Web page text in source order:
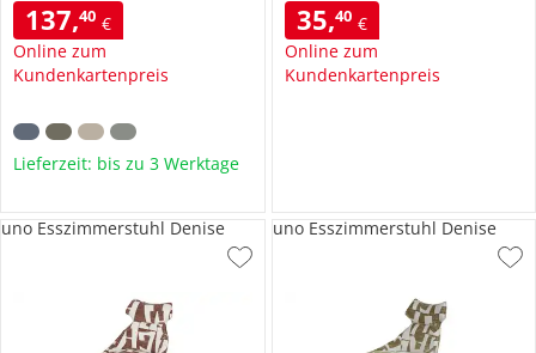
137,40 €
Online zum
Kundenkartenpreis
Lieferzeit: bis zu 3 Werktage
35,40 €
Online zum
Kundenkartenpreis
uno Esszimmerstuhl Denise uno Esszimmerstuhl Denise